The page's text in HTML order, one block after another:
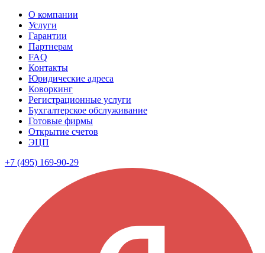
О компании
Услуги
Гарантии
Партнерам
FAQ
Контакты
Юридические адреса
Коворкинг
Регистрационные услуги
Бухгалтерское обслуживание
Готовые фирмы
Открытие счетов
ЭЦП
+7 (495) 169-90-29